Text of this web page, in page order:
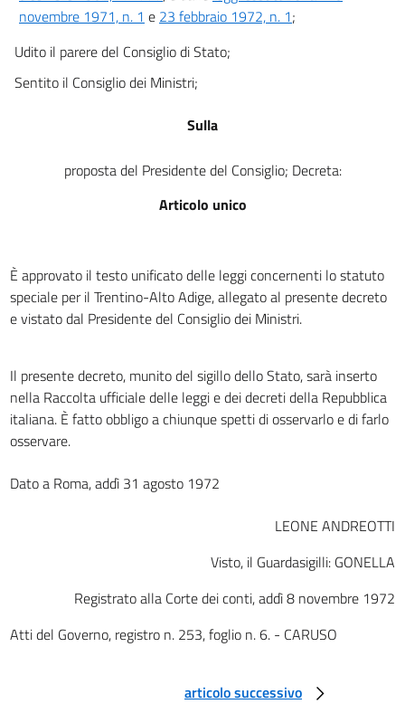
art. 10
Capo IV
Disposizioni comuni alla regione ed alle province
art. 18
art. 19
art. 22
art. 23
art. 26
novembre 1971, n. 1 e 23 febbraio 1972, n. 1;
Udito il parere del Consiglio di Stato;
Sentito il Consiglio dei Ministri;
Sulla
proposta del Presidente del Consiglio; Decreta:
Articolo unico
È approvato il testo unificato delle leggi concernenti lo statuto
speciale per il Trentino-Alto Adige, allegato al presente decreto
e vistato dal Presidente del Consiglio dei Ministri.
Il presente decreto, munito del sigillo dello Stato, sarà inserto
nella Raccolta ufficiale delle leggi e dei decreti della Repubblica
italiana. È fatto obbligo a chiunque spetti di osservarlo e di farlo
osservare.
Dato a Roma, addì 31 agosto 1972
LEONE ANDREOTTI
Visto, il Guardasigilli: GONELLA
Registrato alla Corte dei conti, addì 8 novembre 1972
Atti del Governo, registro n. 253, foglio n. 6. - CARUSO
articolo successivo